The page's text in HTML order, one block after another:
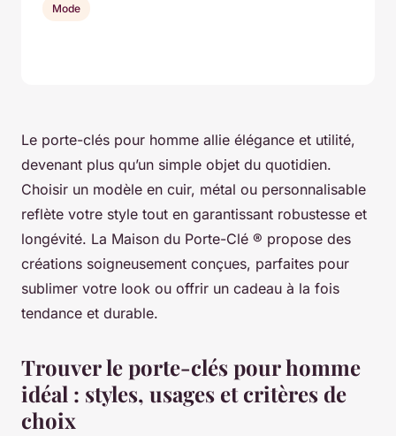
Le porte-clés pour homme allie élégance et utilité,
devenant plus qu’un simple objet du quotidien.
Choisir un modèle en cuir, métal ou personnalisable
reflète votre style tout en garantissant robustesse et
longévité. La Maison du Porte-Clé ® propose des
créations soigneusement conçues, parfaites pour
sublimer votre look ou offrir un cadeau à la fois
tendance et durable.
Trouver le porte-clés pour homme
idéal : styles, usages et critères de
choix
Mode